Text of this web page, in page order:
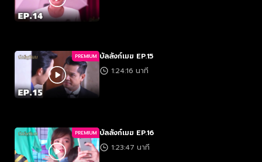
PREMIUM บัลลังก์เมฆ EP.15
1:24:16 นาที
PREMIUM บัลลังก์เมฆ EP.16
1:23:47 นาที